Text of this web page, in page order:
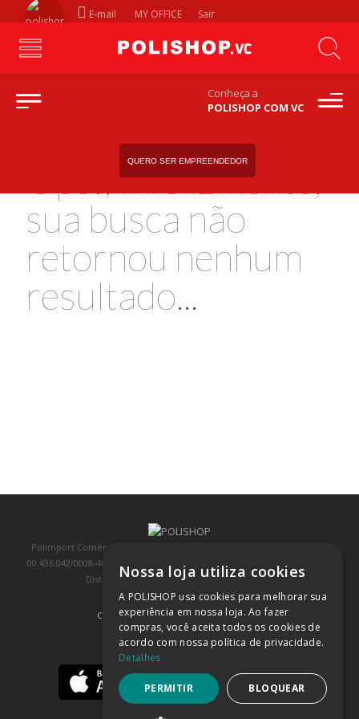
E-mail MY OFFICE Sair
Conheça a
POLISHOP COM VC
QUERO SER EMPREENDEDOR
Ops!, Infelizmente,
sua busca não
retornou nenhum
resultado...
Polimport Comércio e Exportação LTDA, inscrita no CNPJ/MF sob o nº
00.436.042/0008-46, IE 407.458.707.103, com sede na Rua Kanebo, nº 175,
Distrito Industrial, Jundiaí/SP, CEP: 13213-090
COMPRA 100% SEGURA (SAIBA MAIS)
BAIXE NOSSO APP
Nossa loja utiliza cookies
A POLISHOP usa cookies para melhorar sua
experiência em nossa loja. Ao fazer
compras, você aceita todos os cookies de
acordo com nossa política de privacidade.
Detalhes
PERMITIR BLOQUEAR